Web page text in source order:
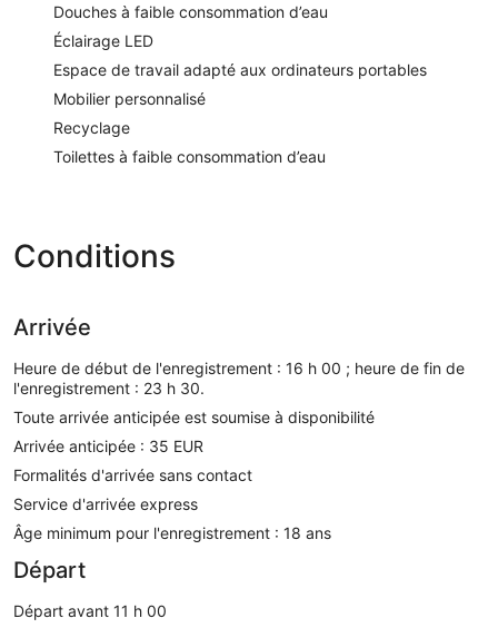
Douches à faible consommation d’eau
Éclairage LED
Espace de travail adapté aux ordinateurs portables
Mobilier personnalisé
Recyclage
Toilettes à faible consommation d’eau
Conditions
Arrivée
Heure de début de l'enregistrement : 16 h 00 ; heure de fin de
l'enregistrement : 23 h 30.
Toute arrivée anticipée est soumise à disponibilité
Arrivée anticipée : 35 EUR
Formalités d'arrivée sans contact
Service d'arrivée express
Âge minimum pour l'enregistrement : 18 ans
Départ
Départ avant 11 h 00